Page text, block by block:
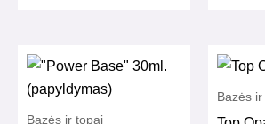
Bazės ir topai
Bazės